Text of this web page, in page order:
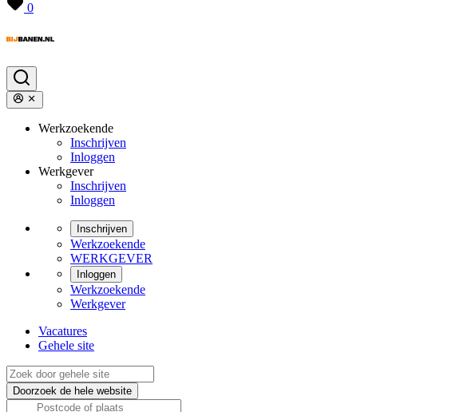
0
Werkzoekende
Inschrijven
Inloggen
Werkgever
Inschrijven
Inloggen
Inschrijven
Werkzoekende
WERKGEVER
Inloggen
Werkzoekende
Werkgever
Vacatures
Gehele site